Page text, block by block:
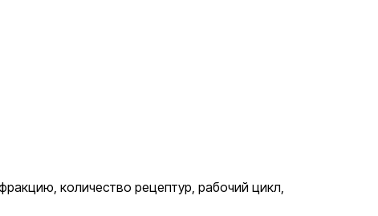
количество рецептур, рабочий цикл,